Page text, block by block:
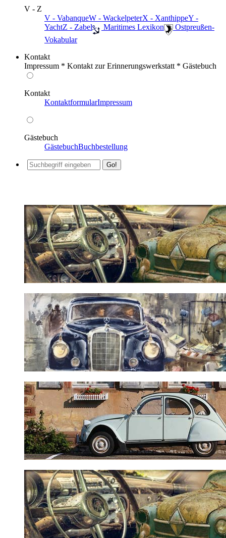
V - Z
V - VabanqueW - WackelpeterX - XanthippeY -
YachtZ - Zabel ️ Maritimes Lexikon
️ Ostpreußen-
Vokabular
Kontakt
Impressum * Kontakt zur Erinnerungswerkstatt * Gästebuch
Kontakt
KontaktformularImpressum
Gästebuch
GästebuchBuchbestellung